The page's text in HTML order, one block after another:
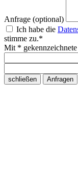
Anfrage (optional)
Ich habe die
stimme zu.*
Mit *
schließen Anfragen